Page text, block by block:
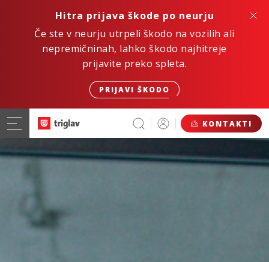
Hitra prijava škode po neurju
Če ste v neurju utrpeli škodo na vozilih ali
nepremičninah, lahko škodo najhitreje
prijavite preko spleta.
PRIJAVI ŠKODO
KONTAKTI